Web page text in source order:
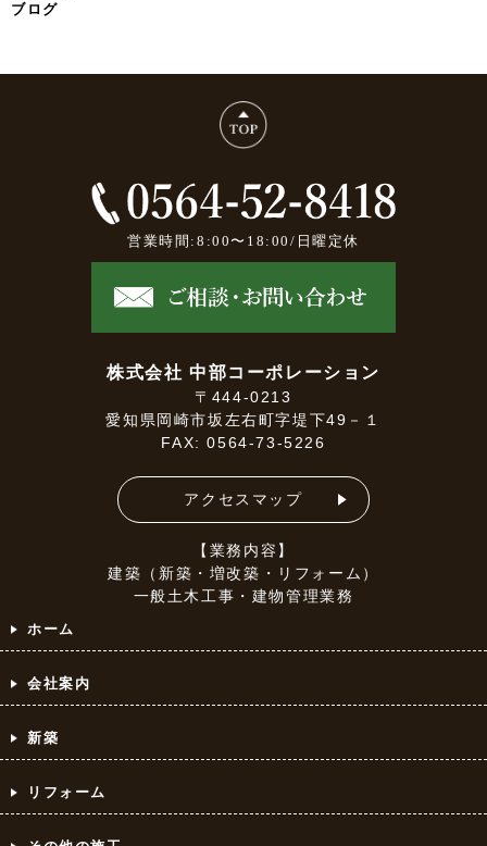
ブログ
営業時間:8:00〜18:00/日曜定休
株式会社 中部コーポレーション
〒444-0213
愛知県岡崎市坂左右町字堤下49－１
FAX: 0564-73-5226
アクセスマップ
【業務内容】
建築（新築・増改築・リフォーム）
一般土木工事・建物管理業務
ホーム
会社案内
新築
リフォーム